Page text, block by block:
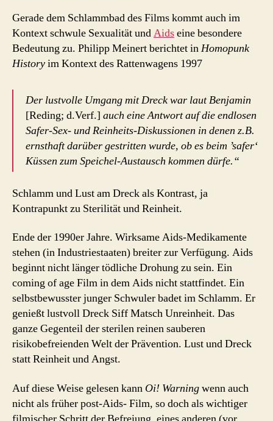
Gerade dem Schlammbad des Films kommt auch im
Kontext schwule Sexualität undAidseine besondere
Bedeutung zu. Philipp Meinert berichtet inHomopunk
Historyim Kontext des Rattenwagens 1997
Der lustvolle Umgang mit Dreck war laut Benjamin
[Reding; d.Verf.] auch eine Antwort auf die endlosen
Safer-Sex- und Reinheits-Diskussionen in denen z.B.
ernsthaft darüber gestritten wurde, ob es beim ’safer‘
Küssen zum Speichel-Austausch kommen dürfe.“
Schlamm und Lust am Dreck als Kontrast, ja
Kontrapunkt zu Sterilität und Reinheit.
Ende der 1990er Jahre. Wirksame Aids-Medikamente
stehen (in Industriestaaten) breiter zur Verfügung. Aids
beginnt nicht länger tödliche Drohung zu sein. Ein
coming of age Film in dem Aids nicht stattfindet. Ein
selbstbewusster junger Schwuler badet im Schlamm. Er
genießt lustvoll Dreck Siff Matsch Unreinheit. Das
ganze Gegenteil der sterilen reinen sauberen
risikobefreienden Welt der Prävention. Lust und Dreck
statt Reinheit und Angst.
Auf diese Weise gelesen kann Oi! Warningwenn auch
nicht als früher post-Aids- Film, so doch als wichtiger